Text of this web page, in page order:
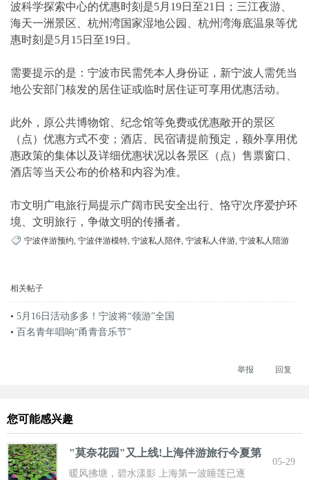
波科学探索中心的优惠时刻是5月19日至21日；三江夜游、
海天一洲景区、杭州湾国家湿地公园、杭州湾海底温泉等优
惠时刻是5月15日至19日。
需要提示的是：宁波市民需凭本人身份证，新宁波人需凭当
地公安部门核发的居住证或临时居住证可享用优惠活动。
此外，原公共博物馆、纪念馆等免费或优惠敞开的景区
（点）优惠方式不变；酒店、民宿请提前预定，额外享用优
惠政策的集体以及详细优惠状况以各景区（点）售票窗口、
酒店等当天公布的价格和内容为准。
市文明广电旅行局提示广阔市民安全出行、恪守次序爱护环
境、文明旅行，争做文明的传播者。
宁波伴游预约, 宁波伴游模特, 宁波私人陪伴, 宁波私人伴游, 宁波私人陪游
相关帖子
• 5月16日活动多多！宁波将“领游”全国
• 百名青年唱响“甬青音乐节”
回复
举报
您可能感兴趣
"莫奈花园"又上线!上海伴游旅行今夏第
一波
暖风拂塘，碧水漾影 上海第一波睡莲已逐
05-29